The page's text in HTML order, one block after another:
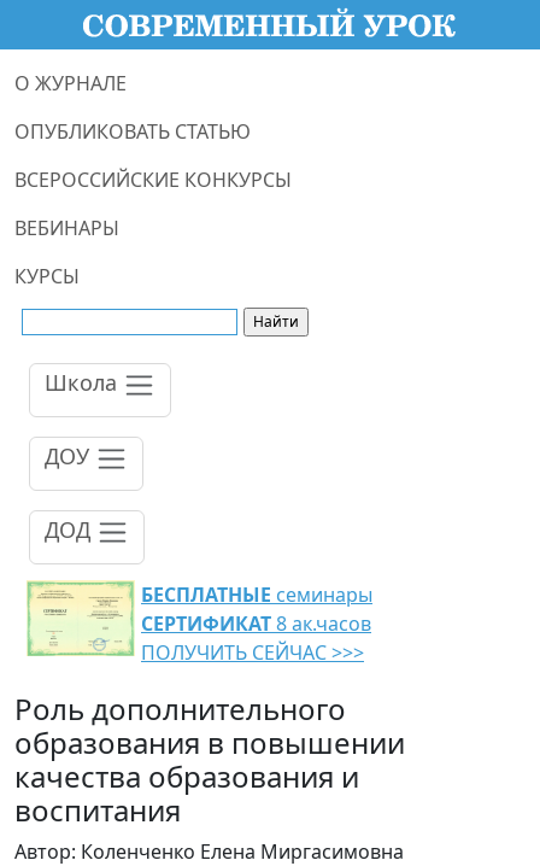
О ЖУРНАЛЕ
ОПУБЛИКОВАТЬ СТАТЬЮ
ВСЕРОССИЙСКИЕ КОНКУРСЫ
ВЕБИНАРЫ
КУРСЫ
Школа
ДОУ
ДОД
БЕСПЛАТНЫЕ семинары
СЕРТИФИКАТ8 ак.часов
ПОЛУЧИТЬ СЕЙЧАС >>>
Роль дополнительного
образования в повышении
качества образования и
воспитания
Автор: Коленченко Елена Миргасимовна